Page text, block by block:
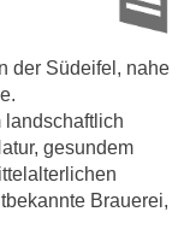
der Südeifel, nahe
landschaftlich
gesundem
Brauerei,